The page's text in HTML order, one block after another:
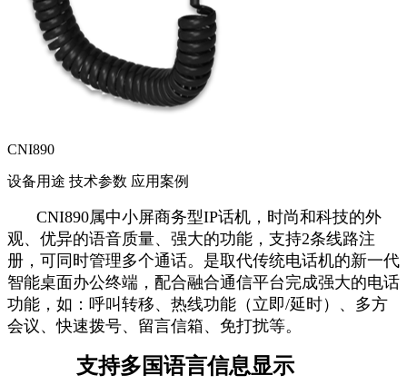
CNI890
设备用途 技术参数 应用案例
CNI890属中小屏商务型IP话机，时尚和科技的外
观、优异的语音质量、强大的功能，支持2条线路注
册，可同时管理多个通话。是取代传统电话机的新一代
智能桌面办公终端，配合融合通信平台完成强大的电话
功能，如：呼叫转移、热线功能（立即/延时）、多方
会议、快速拨号、留言信箱、免打扰等。
支持多国语言信息显示